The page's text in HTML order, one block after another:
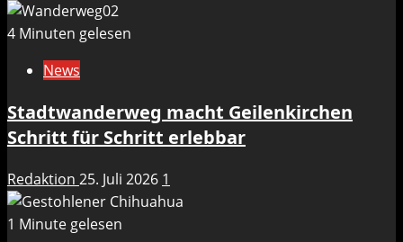
4 Minuten gelesen
News
Stadtwanderweg macht Geilenkirchen
Schritt für Schritt erlebbar
Redaktion 25. Juli 2026 1
1 Minute gelesen